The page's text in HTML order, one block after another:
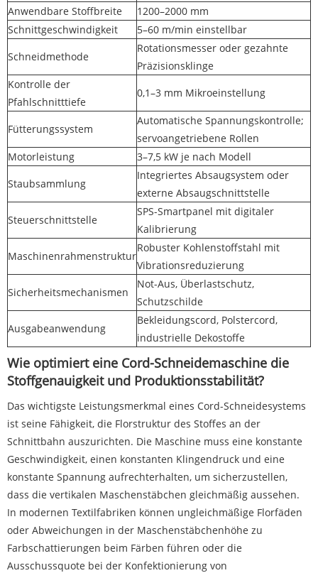
Anwendbare Stoffbreite
1200–2000 mm
Schnittgeschwindigkeit
5–60 m/min einstellbar
Schneidmethode
Rotationsmesser oder gezahnte
Präzisionsklinge
Kontrolle der
Pfahlschnitttiefe
0,1–3 mm Mikroeinstellung
Fütterungssystem
Automatische Spannungskontrolle;
servoangetriebene Rollen
Motorleistung
3–7,5 kW je nach Modell
Staubsammlung
Integriertes Absaugsystem oder
externe Absaugschnittstelle
Steuerschnittstelle
SPS-Smartpanel mit digitaler
Kalibrierung
Maschinenrahmenstruktur
Robuster Kohlenstoffstahl mit
Vibrationsreduzierung
Sicherheitsmechanismen
Not-Aus, Überlastschutz,
Schutzschilde
Ausgabeanwendung
Bekleidungscord, Polstercord,
industrielle Dekostoffe
Wie optimiert eine Cord-Schneidemaschine die
Stoffgenauigkeit und Produktionsstabilität?
Das wichtigste Leistungsmerkmal eines Cord-Schneidesystems
ist seine Fähigkeit, die Florstruktur des Stoffes an der
Schnittbahn auszurichten. Die Maschine muss eine konstante
Geschwindigkeit, einen konstanten Klingendruck und eine
konstante Spannung aufrechterhalten, um sicherzustellen,
dass die vertikalen Maschenstäbchen gleichmäßig aussehen.
In modernen Textilfabriken können ungleichmäßige Florfäden
oder Abweichungen in der Maschenstäbchenhöhe zu
Farbschattierungen beim Färben führen oder die
Ausschussquote bei der Konfektionierung von